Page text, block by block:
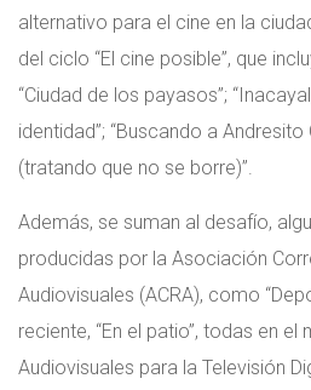
alternativo para el cine en la
del ciclo “El cine posible”, que
“Ciudad de los payasos”;
identidad”; “Buscando a Andresito
(tratando que no se borre)”.
Además, se suman al desafío,
producidas por la Asociación
Audiovisuales (ACRA), como
reciente, “En el patio”, todas en
Audiovisuales para la Televisión